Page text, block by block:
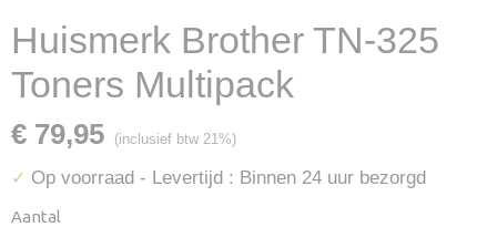
Huismerk Brother TN-325
Toners Multipack
€ 79,95 (inclusief btw 21%)
✓ Op voorraad - Levertijd : Binnen 24 uur bezorgd
Aantal